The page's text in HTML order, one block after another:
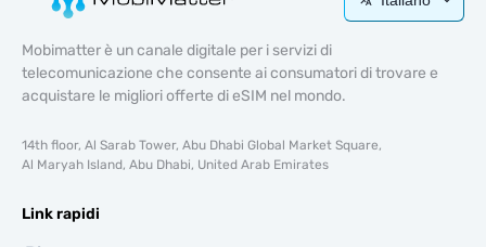
Mobimatter è un canale digitale per i servizi di
telecomunicazione che consente ai consumatori di trovare e
acquistare le migliori offerte di eSIM nel mondo.
14th floor, Al Sarab Tower, Abu Dhabi Global Market Square,
Al Maryah Island, Abu Dhabi, United Arab Emirates
Link rapidi